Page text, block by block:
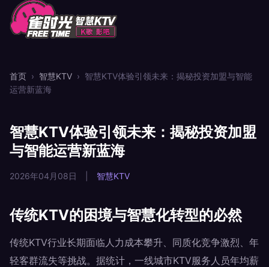
首页 › 智慧KTV › 智慧KTV体验引领未来：揭秘投资加盟与智能
运营新蓝海
智慧KTV体验引领未来：揭秘投资加盟
与智能运营新蓝海
2026年04月08日 智慧KTV
传统KTV的困境与智慧化转型的必然
传统KTV行业长期面临人力成本攀升、同质化竞争激烈、年
轻客群流失等挑战。据统计，一线城市KTV服务人员年均薪